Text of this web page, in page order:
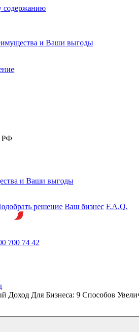
содержанию
и Ваши выгоды
РФ
и Ваши выгоды
решение Ваш бизнес F.A.Q.
700 74 42
Доход Для Бизнеса: 9 Способов